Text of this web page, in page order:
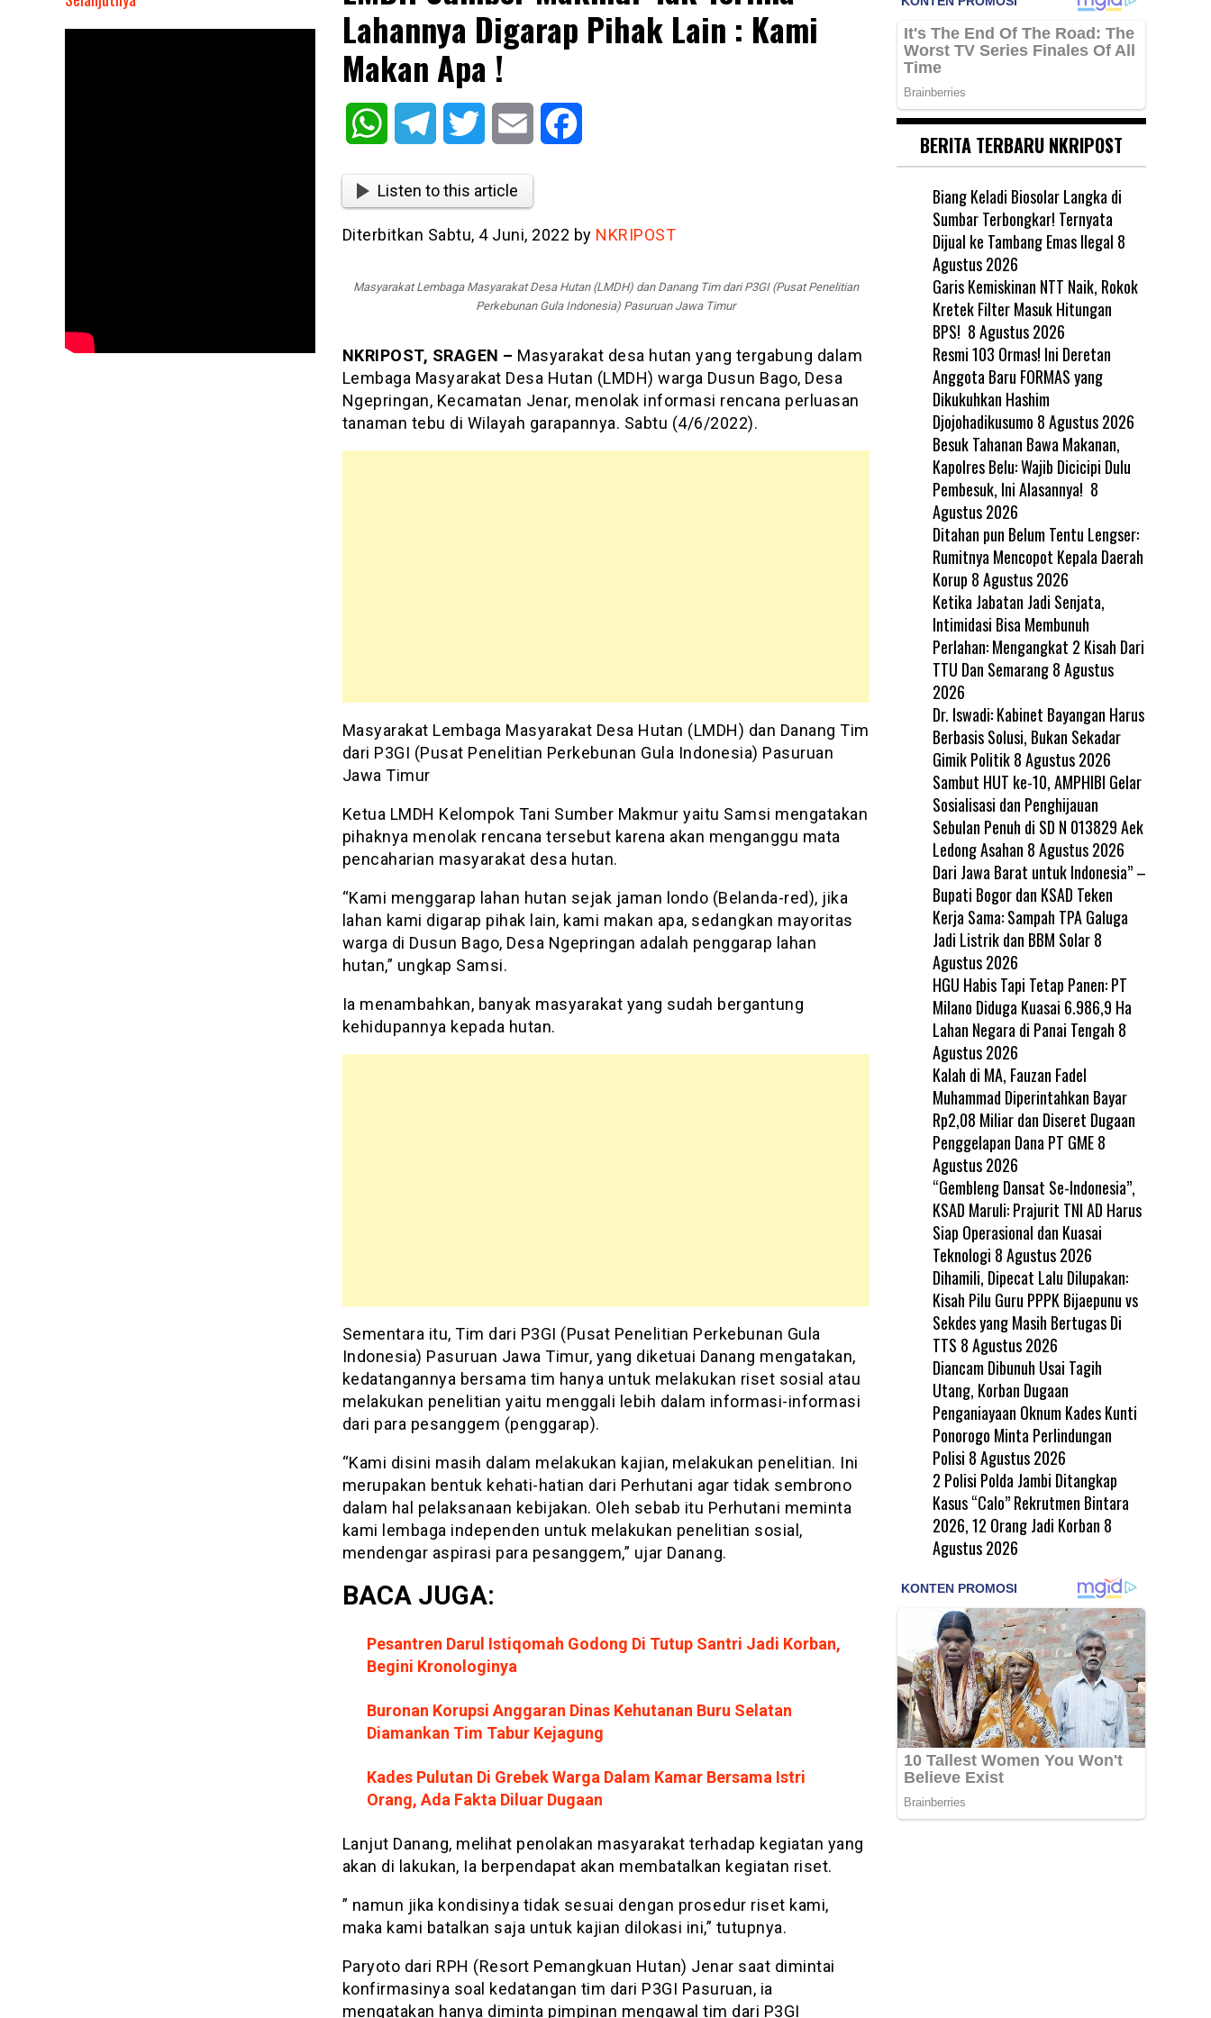
Lahannya Digarap Pihak Lain : Kami
Makan Apa !
WhatsAppTelegram Twitter Email
Listen to this article
Diterbitkan Sabtu, 4 Juni, 2022 by NKRIPOST
Masyarakat Lembaga Masyarakat Desa Hutan (LMDH) dan Danang Tim dari P3GI (Pusat Penelitian
Perkebunan Gula Indonesia) Pasuruan Jawa Timur
NKRIPOST, SRAGEN – Masyarakat desa hutan yang tergabung dalam
Lembaga Masyarakat Desa Hutan (LMDH) warga Dusun Bago, Desa
Ngepringan, Kecamatan Jenar, menolak informasi rencana perluasan
tanaman tebu di Wilayah garapannya. Sabtu (4/6/2022).
Masyarakat Lembaga Masyarakat Desa Hutan (LMDH) dan Danang Tim
dari P3GI (Pusat Penelitian Perkebunan Gula Indonesia) Pasuruan
Jawa Timur
Ketua LMDH Kelompok Tani Sumber Makmur yaitu Samsi mengatakan
pihaknya menolak rencana tersebut karena akan menganggu mata
pencaharian masyarakat desa hutan.
“Kami menggarap lahan hutan sejak jaman londo (Belanda-red), jika
lahan kami digarap pihak lain, kami makan apa, sedangkan mayoritas
warga di Dusun Bago, Desa Ngepringan adalah penggarap lahan
hutan,” ungkap Samsi.
Ia menambahkan, banyak masyarakat yang sudah bergantung
kehidupannya kepada hutan.
Sementara itu, Tim dari P3GI (Pusat Penelitian Perkebunan Gula
Indonesia) Pasuruan Jawa Timur, yang diketuai Danang mengatakan,
kedatangannya bersama tim hanya untuk melakukan riset sosial atau
melakukan penelitian yaitu menggali lebih dalam informasi-informasi
dari para pesanggem (penggarap).
“Kami disini masih dalam melakukan kajian, melakukan penelitian. Ini
merupakan bentuk kehati-hatian dari Perhutani agar tidak sembrono
dalam hal pelaksanaan kebijakan. Oleh sebab itu Perhutani meminta
kami lembaga independen untuk melakukan penelitian sosial,
mendengar aspirasi para pesanggem,” ujar Danang.
BACA JUGA:
Pesantren Darul Istiqomah Godong Di Tutup Santri Jadi Korban,
Begini Kronologinya
Buronan Korupsi Anggaran Dinas Kehutanan Buru Selatan
Diamankan Tim Tabur Kejagung
Kades Pulutan Di Grebek Warga Dalam Kamar Bersama Istri
Orang, Ada Fakta Diluar Dugaan
Lanjut Danang, melihat penolakan masyarakat terhadap kegiatan yang
akan di lakukan, Ia berpendapat akan membatalkan kegiatan riset.
” namun jika kondisinya tidak sesuai dengan prosedur riset kami,
maka kami batalkan saja untuk kajian dilokasi ini,” tutupnya.
Paryoto dari RPH (Resort Pemangkuan Hutan) Jenar saat dimintai
konfirmasinya soal kedatangan tim dari P3GI Pasuruan, ia
mengatakan hanya diminta pimpinan mengawal tim dari P3GI
BERITA TERBARU NKRIPOST
Biang Keladi Biosolar Langka di
Sumbar Terbongkar! Ternyata
Dijual ke Tambang Emas Ilegal 8
Agustus 2026
Garis Kemiskinan NTT Naik, Rokok
Kretek Filter Masuk Hitungan
BPS! 8 Agustus 2026
Resmi 103 Ormas! Ini Deretan
Anggota Baru FORMAS yang
Dikukuhkan Hashim
Djojohadikusumo 8 Agustus 2026
Besuk Tahanan Bawa Makanan,
Kapolres Belu: Wajib Dicicipi Dulu
Pembesuk, Ini Alasannya! 8
Agustus 2026
Ditahan pun Belum Tentu Lengser:
Rumitnya Mencopot Kepala Daerah
Korup 8 Agustus 2026
Ketika Jabatan Jadi Senjata,
Intimidasi Bisa Membunuh
Perlahan: Mengangkat 2 Kisah Dari
TTU Dan Semarang 8 Agustus
2026
Dr. Iswadi: Kabinet Bayangan Harus
Berbasis Solusi, Bukan Sekadar
Gimik Politik 8 Agustus 2026
Sambut HUT ke-10, AMPHIBI Gelar
Sosialisasi dan Penghijauan
Sebulan Penuh di SD N 013829 Aek
Ledong Asahan 8 Agustus 2026
Dari Jawa Barat untuk Indonesia” –
Bupati Bogor dan KSAD Teken
Kerja Sama: Sampah TPA Galuga
Jadi Listrik dan BBM Solar 8
Agustus 2026
HGU Habis Tapi Tetap Panen: PT
Milano Diduga Kuasai 6.986,9 Ha
Lahan Negara di Panai Tengah 8
Agustus 2026
Kalah di MA, Fauzan Fadel
Muhammad Diperintahkan Bayar
Rp2,08 Miliar dan Diseret Dugaan
Penggelapan Dana PT GME 8
Agustus 2026
“Gembleng Dansat Se-Indonesia”,
KSAD Maruli: Prajurit TNI AD Harus
Siap Operasional dan Kuasai
Teknologi 8 Agustus 2026
Dihamili, Dipecat Lalu Dilupakan:
Kisah Pilu Guru PPPK Bijaepunu vs
Sekdes yang Masih Bertugas Di
TTS 8 Agustus 2026
Diancam Dibunuh Usai Tagih
Utang, Korban Dugaan
Penganiayaan Oknum Kades Kunti
Ponorogo Minta Perlindungan
Polisi 8 Agustus 2026
2 Polisi Polda Jambi Ditangkap
Kasus “Calo” Rekrutmen Bintara
2026, 12 Orang Jadi Korban 8
Agustus 2026